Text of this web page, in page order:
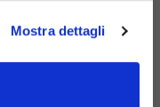
Mostra dettagli